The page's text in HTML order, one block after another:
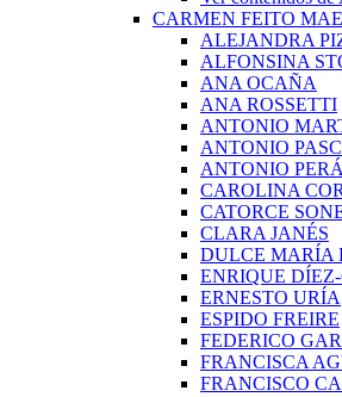
CARMEN FEITO
ALEJANDRA
ALFONSINA
ANA OCAÑA
ANA ROSSETTI
ANTONIO
ANTONIO
ANTONIO
CAROLINA
CATORCE
CLARA JANÉS
DULCE MARÍA
ENRIQUE
ERNESTO URÍA
ESPIDO FREIRE
FEDERICO
FRANCISCA
FRANCISCO